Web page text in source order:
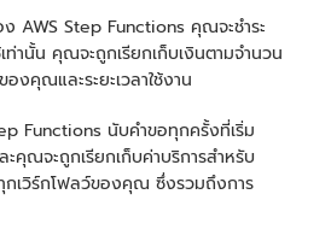
ง AWS Step Functions คุณจะชำระ
ท่านั้น คุณจะถูกเรียกเก็บเงินตามจำนวน
งคุณและระยะเวลาใช้งาน
Functions นับคำขอทุกครั้งที่เริ่ม
ะคุณจะถูกเรียกเก็บค่าบริการสำหรับ
กเวิร์กโฟลว์ของคุณ ซึ่งรวมถึงการ